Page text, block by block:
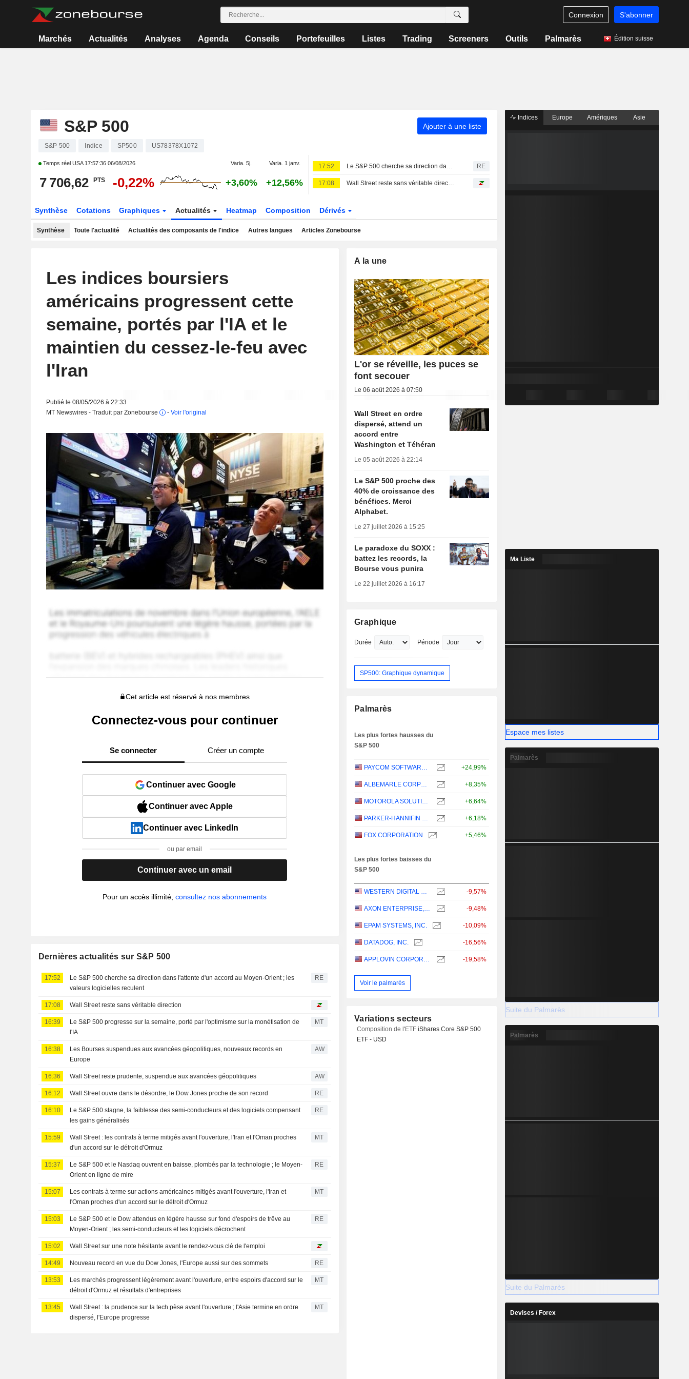
Connexion S'abonner
Marchés Actualités Analyses Agenda Conseils Portefeuilles Listes Trading Screeners Outils Palmarès Édition suisse
S&P 500 Ajouter à une liste
S&P 500 Indice SP500 US78378X1072
Temps réel USA 17:57:36 06/08/2026 Varia. 5j. Varia. 1 janv.
7 706,62 PTS -0,22% +3,60% +12,56%
17:52 Le S&P 500 cherche sa direction dans l'attente d'un accord au Moyen-Orient ; les valeurs logicielles reculent RE
17:08 Wall Street reste sans véritable direction
Synthèse Cotations Graphiques Actualités Heatmap Composition Dérivés
Synthèse Toute l'actualité Actualités des composants de l'indice Autres langues Articles Zonebourse
Les indices boursiers
américains progressent cette
semaine, portés par l'IA et le
maintien du cessez-le-feu avec
l'Iran
Publié le 08/05/2026 à 22:33
MT Newswires - Traduit par Zonebourse
- Voir l'original
Cet article est réservé à nos membres
Connectez-vous pour continuer
Se connecter Créer un compte
Continuer avec Google
Continuer avec Apple
Continuer avec LinkedIn
ou par email
Continuer avec un email
Pour un accès illimité,consultez nos abonnements
Dernières actualités sur S&P 500
17:52
Le S&P 500 cherche sa direction dans l'attente d'un accord au Moyen-Orient ; les
valeurs logicielles reculent
RE
17:08 Wall Street reste sans véritable direction
16:39
Le S&P 500 progresse sur la semaine, porté par l'optimisme sur la monétisation de
l'IA
MT
16:38
Les Bourses suspendues aux avancées géopolitiques, nouveaux records en
Europe
AW
16:36 Wall Street reste prudente, suspendue aux avancées géopolitiques AW
16:12 Wall Street ouvre dans le désordre, le Dow Jones proche de son record RE
16:10
Le S&P 500 stagne, la faiblesse des semi-conducteurs et des logiciels compensant
les gains généralisés
RE
15:59
Wall Street : les contrats à terme mitigés avant l'ouverture, l'Iran et l'Oman proches
d'un accord sur le détroit d'Ormuz
MT
15:37
Le S&P 500 et le Nasdaq ouvrent en baisse, plombés par la technologie ; le Moyen-
Orient en ligne de mire
RE
15:07
Les contrats à terme sur actions américaines mitigés avant l'ouverture, l'Iran et
l'Oman proches d'un accord sur le détroit d'Ormuz
MT
15:03
Le S&P 500 et le Dow attendus en légère hausse sur fond d'espoirs de trêve au
Moyen-Orient ; les semi-conducteurs et les logiciels décrochent
RE
15:02 Wall Street sur une note hésitante avant le rendez-vous clé de l'emploi
14:49 Nouveau record en vue du Dow Jones, l'Europe aussi sur des sommets RE
13:53
Les marchés progressent légèrement avant l'ouverture, entre espoirs d'accord sur le
détroit d'Ormuz et résultats d'entreprises
MT
13:45
Wall Street : la prudence sur la tech pèse avant l'ouverture ; l'Asie termine en ordre
dispersé, l'Europe progresse
MT
A la une
L'or se réveille, les puces se
font secouer
Le 06 août 2026 à 07:50
Wall Street en ordre
dispersé, attend un
accord entre
Washington et Téhéran
Le 05 août 2026 à 22:14
Le S&P 500 proche des
40% de croissance des
bénéfices. Merci
Alphabet.
Le 27 juillet 2026 à 15:25
Le paradoxe du SOXX :
battez les records, la
Bourse vous punira
Le 22 juillet 2026 à 16:17
Graphique
Durée Période
SP500: Graphique dynamique
Palmarès
Les plus fortes hausses du
S&P 500
PAYCOM SOFTWARE, INC. +24,99%
ALBEMARLE CORPORATION +8,35%
MOTOROLA SOLUTIONS, INC. +6,64%
PARKER-HANNIFIN CORPORATION +6,18%
FOX CORPORATION +5,46%
Les plus fortes baisses du
S&P 500
WESTERN DIGITAL CORPORATION -9,57%
AXON ENTERPRISE, INC. -9,48%
EPAM SYSTEMS, INC. -10,09%
DATADOG, INC. -16,56%
APPLOVIN CORPORATION -19,58%
Voir le palmarès
Variations secteurs
Composition de l'ETFiShares Core S&P 500
ETF - USD
Indices Europe Amériques Asie
Ma Liste
Espace mes listes
Palmarès
Suite du Palmarès
Palmarès
Suite du Palmarès
Devises / Forex